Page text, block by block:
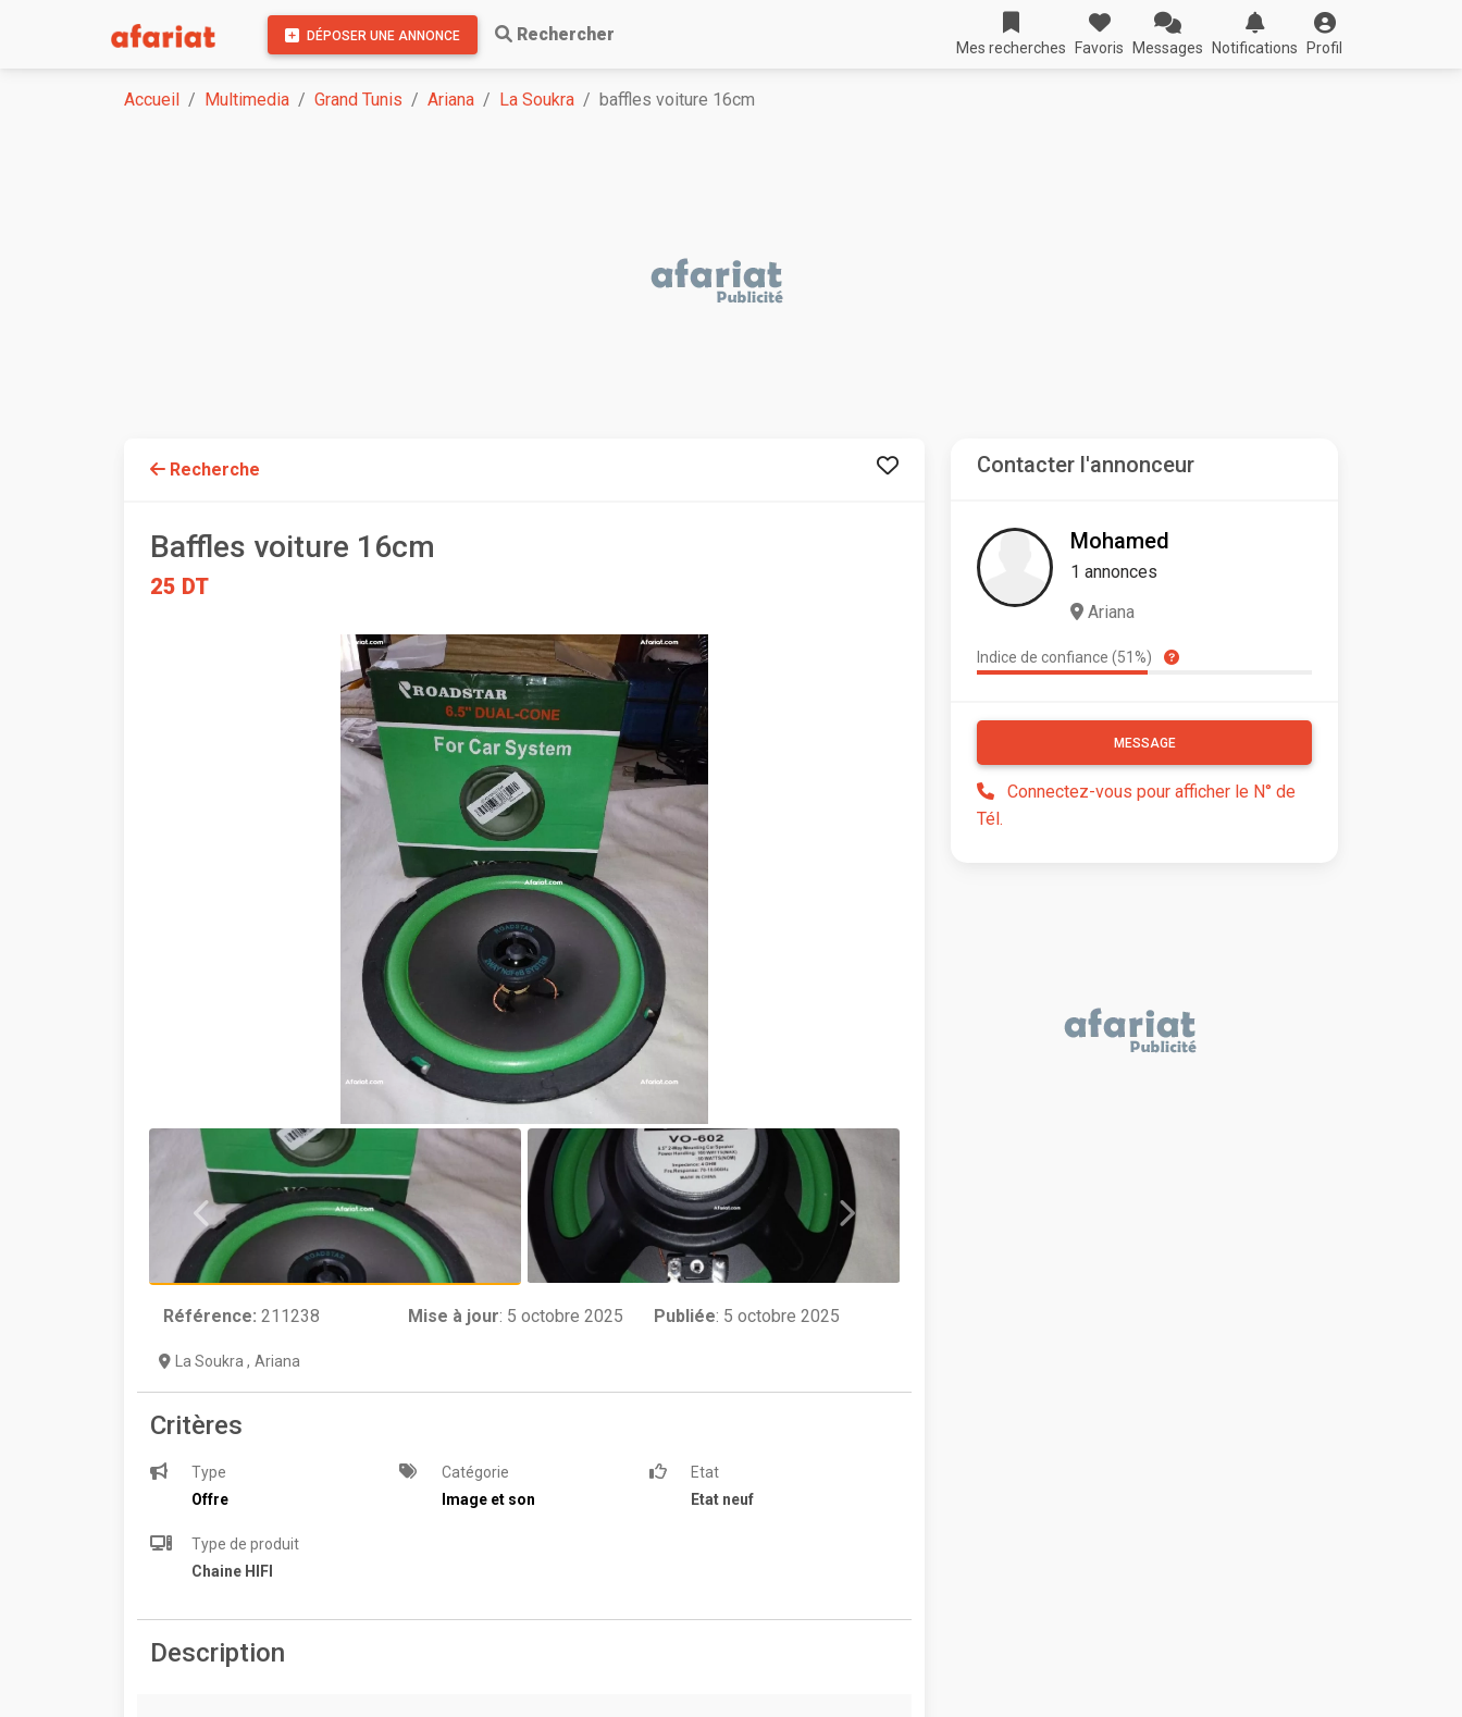
DÉPOSER UNE ANNONCE Rechercher
Mes recherches Favoris Messages Notifications Profil
Accueil Multimedia Grand Tunis Ariana La Soukra baffles voiture 16cm
Recherche
Baffles voiture 16cm
25 DT
Référence: 211238 Mise à jour: 5 octobre 2025 Publiée: 5 octobre 2025
La Soukra , Ariana
Critères
Type
Offre
Catégorie
Image et son
Etat
Etat neuf
Type de produit
Chaine HIFI
Description
Contacter l'annonceur
Mohamed
1 annonces
Ariana
Indice de confiance (51%)
MESSAGE
Connectez-vous pour afficher le N° de
Tél.